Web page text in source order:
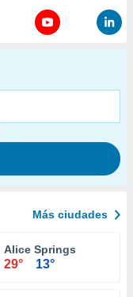
Más ciudades
Alice Springs
29° 13°